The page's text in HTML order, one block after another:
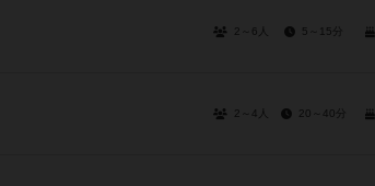
2～6人 5～15分
2～4人 20～40分